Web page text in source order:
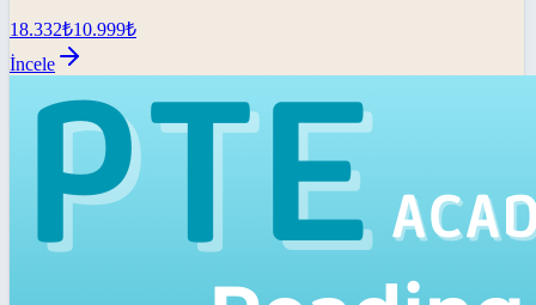
18.332₺10.999₺
İncele